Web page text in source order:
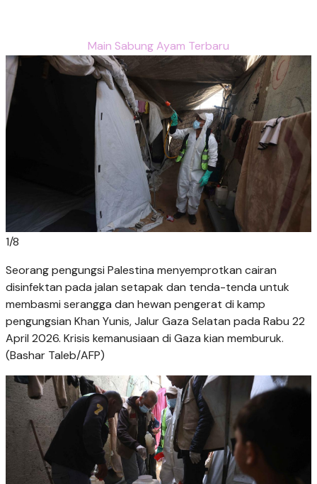
Main Sabung Ayam Terbaru
1/8
Seorang pengungsi Palestina menyemprotkan cairan
disinfektan pada jalan setapak dan tenda-tenda untuk
membasmi serangga dan hewan pengerat di kamp
pengungsian Khan Yunis, Jalur Gaza Selatan pada Rabu 22
April 2026. Krisis kemanusiaan di Gaza kian memburuk.
(Bashar Taleb/AFP)